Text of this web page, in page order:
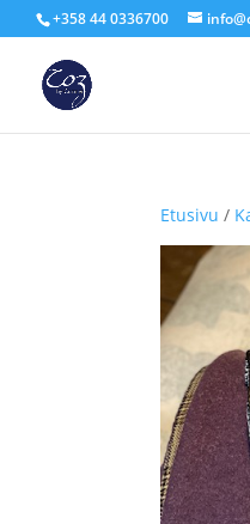
+358 44 0336700
Etusivu /